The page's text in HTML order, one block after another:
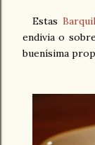
Estas
endivia o
buenísima